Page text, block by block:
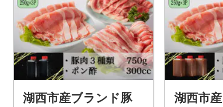
湖西市産ブランド豚
湖西市